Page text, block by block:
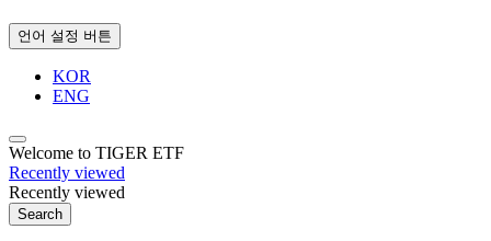
언어 설정 버튼
KOR
ENG
Welcome to TIGER ETF
Recently viewed
Recently viewed
Search